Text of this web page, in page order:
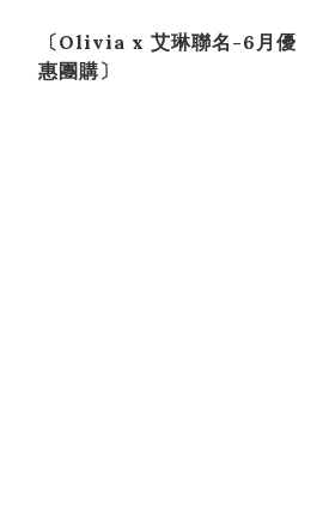
〔Olivia x 艾琳聯名-6月優
惠團購〕